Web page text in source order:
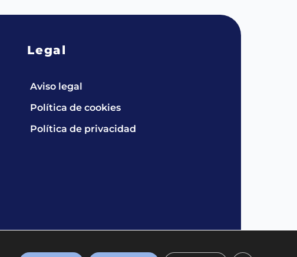
Legal
Aviso legal
Política de cookies
Política de privacidad